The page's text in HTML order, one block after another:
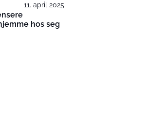
11. april 2025
hos seg